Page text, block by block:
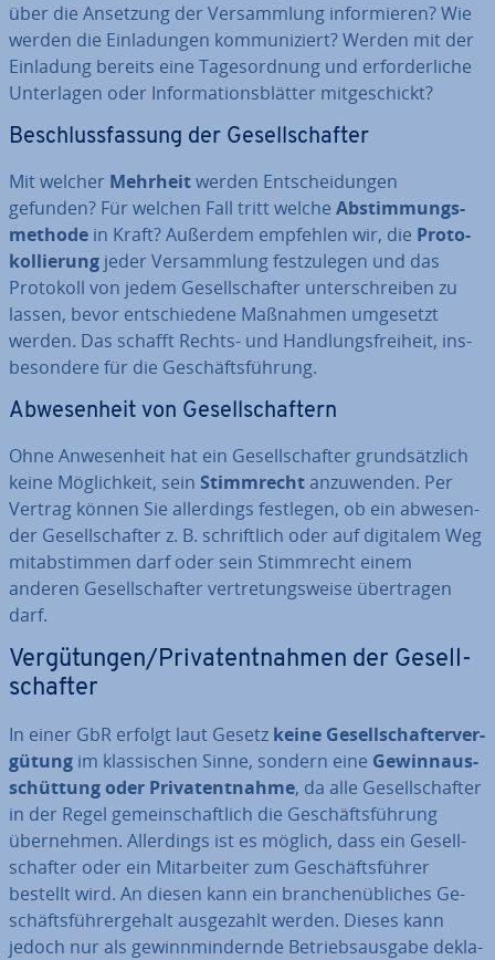
über die Ansetzung der Ver­samm­lung in­for­mie­ren? Wie
werden die Ein­la­dun­gen kom­mu­ni­ziert? Werden mit der
Einladung bereits eine Ta­ges­ord­nung und er­for­der­li­che
Un­ter­la­gen oder In­for­ma­ti­ons­blät­ter mit­ge­schickt?
Be­schluss­fas­sung der Ge­sell­schaf­ter
Mit welcher Mehrheitwerden Ent­schei­dun­gen
gefunden? Für welchen Fall tritt welche Ab­stim­mungs­
me­tho­de in Kraft? Außerdem empfehlen wir, die Pro­to­
kol­lie­rung jeder Ver­samm­lung fest­zu­le­gen und das
Protokoll von jedem Ge­sell­schaf­ter un­ter­schrei­ben zu
lassen, bevor ent­schie­de­ne Maßnahmen umgesetzt
werden. Das schafft Rechts- und Hand­lungs­frei­heit, ins­
be­son­de­re für die Ge­schäfts­füh­rung.
Ab­we­sen­heit von Ge­sell­schaf­tern
Ohne An­we­sen­heit hat ein Ge­sell­schaf­ter grund­sätz­lich
keine Mög­lich­keit, sein Stimm­rechtan­zu­wen­den. Per
Vertrag können Sie al­ler­dings festlegen, ob ein ab­we­sen­
der Ge­sell­schaf­ter z. B. schrift­lich oder auf digitalem Weg
mit­ab­stim­men darf oder sein Stimm­recht einem
anderen Ge­sell­schaf­ter ver­tre­tungs­wei­se über­tra­gen
darf.
Ver­gü­tun­gen/Pri­vat­ent­nah­men der Ge­sell­
schaf­ter
In einer GbR erfolgt laut Gesetz keine Ge­sell­schaf­ter­ver­
gü­tung im klas­si­schen Sinne, sondern eine Ge­winn­aus­
schüt­tung oder Pri­vat­ent­nah­me, da alle Ge­sell­schaf­ter
in der Regel ge­mein­schaft­lich die Ge­schäfts­füh­rung
über­neh­men. Al­ler­dings ist es möglich, dass ein Ge­sell­
schaf­ter oder ein Mit­ar­bei­ter zum Ge­schäfts­füh­rer
bestellt wird. An diesen kann ein bran­chen­üb­li­ches Ge­
schäfts­füh­rer­ge­halt aus­ge­zahlt werden. Dieses kann
jedoch nur als ge­winn­min­dern­de Be­triebs­aus­ga­be de­kla­